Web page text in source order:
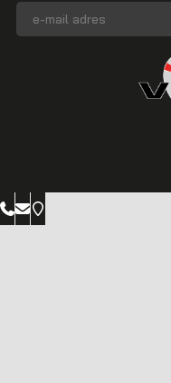
E-mailadres